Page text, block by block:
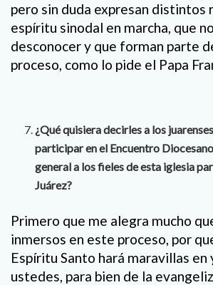
pero sin duda expresan distintos
espíritu sinodal en marcha, que
desconocer y que forman parte
proceso, como lo pide el Papa
¿Qué quisiera decirles a los
participar en el Encuentro
general a los fieles de esta iglesia
Juárez?
Primero que me alegra mucho
inmersos en este proceso, por
Espíritu Santo hará maravillas en
ustedes, para bien de la